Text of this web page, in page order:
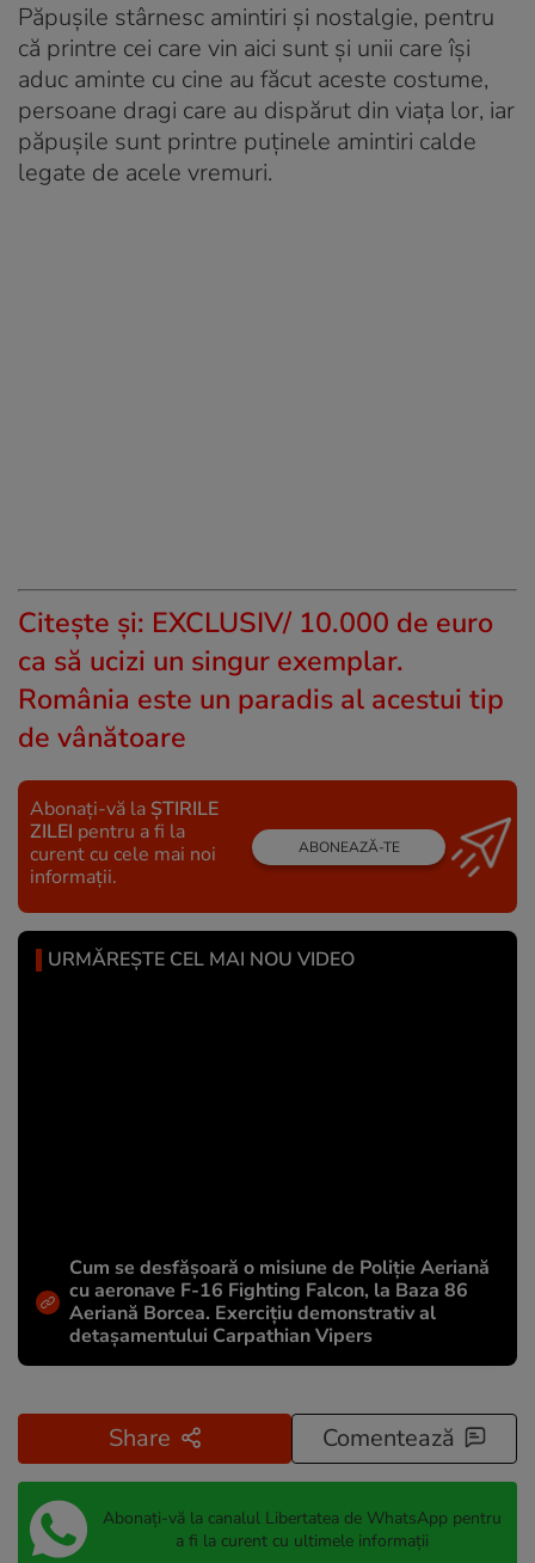
Păpușile stârnesc amintiri și nostalgie, pentru
că printre cei care vin aici sunt și unii care își
aduc aminte cu cine au făcut aceste costume,
persoane dragi care au dispărut din viața lor, iar
păpușile sunt printre puținele amintiri calde
legate de acele vremuri.
Citeşte şi: EXCLUSIV/ 10.000 de euro
ca să ucizi un singur exemplar.
România este un paradis al acestui tip
de vânătoare
Abonați-vă la ȘTIRILE
ZILEI pentru a fi la
curent cu cele mai noi
informații.
ABONEAZĂ-TE
URMĂREȘTE CEL MAI NOU VIDEO
Cum se desfășoară o misiune de Poliție Aeriană
cu aeronave F-16 Fighting Falcon, la Baza 86
Aeriană Borcea. Exercițiu demonstrativ al
detașamentului Carpathian Vipers
Share Comentează
Abonați-vă la canalul Libertatea de WhatsApp pentru
a fi la curent cu ultimele informații